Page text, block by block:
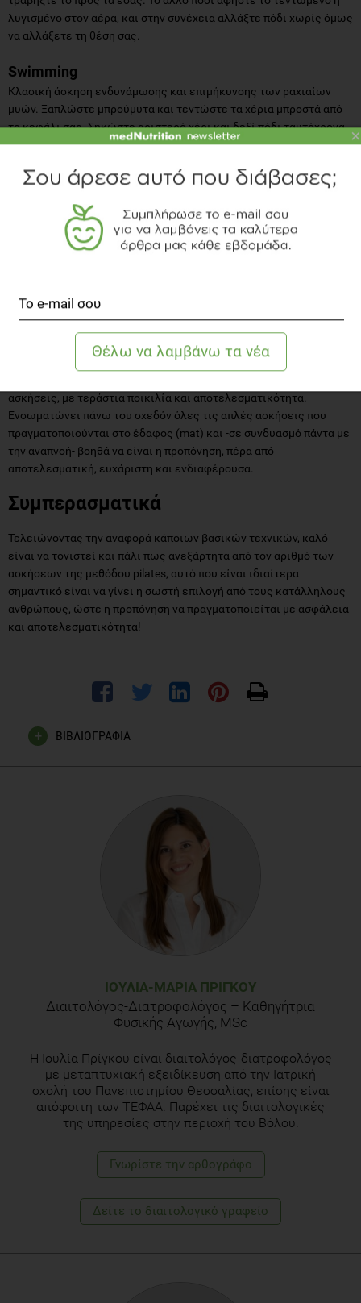
λυγισμένο στον αέρα, και στην συνέχεια αλλάξτε πόδι χωρίς όμως
να αλλάξετε τη θέση σας.
Swimming
Κλασική άσκηση ενδυνάμωσης και επιμήκυνσης των ραχιαίων
μυών. Ξαπλώστε μπρούμυτα και τεντώστε τα χέρια μπροστά από
το κεφάλι σας. Σηκώστε αριστερό χέρι και δεξί πόδι ταυτόχρονα
και τεντώστε όσο μπορείτε προς τα μπροστά και προς τα πίσω
ζορίζετε τον αυχένα και έχοντας το κεφάλι στην ευθεία με τον
Διάταση της γάτας
Διατείνετε τη σπονδυλική σας στήλη, ξεκουράζοντας ταυτόχρονα
είστε μία γάτα που τεντώνεται. Προσοχή να μην αλλάζει θέση η
λεκάνη και το κεφάλι σας.
ασκήσεις, με τεράστια ποικιλία και αποτελεσματικότητα.
Ενσωματώνει πάνω του σχεδόν όλες τις απλές ασκήσεις που
πραγματοποιούνται στο έδαφος (mat) και -σε συνδυασμό πάντα με
την αναπνοή- βοηθά να είναι η προπόνηση, πέρα από
αποτελεσματική, ευχάριστη και ενδιαφέρουσα.
Συμπερασματικά
Τελειώνοντας την αναφορά κάποιων βασικών τεχνικών, καλό
είναι να τονιστεί και πάλι πως ανεξάρτητα από τον αριθμό των
ασκήσεων της μεθόδου pilates, αυτό που είναι ιδιαίτερα
σημαντικό είναι να γίνει η σωστή επιλογή από τους κατάλληλους
ανθρώπους, ώστε η προπόνηση να πραγματοποιείται με ασφάλεια
και αποτελεσματικότητα!
ΒΙΒΛΙΟΓΡΑΦΙΑ
(K. Ταξιλδάρης, Α. Τζιαμουρτας. Ι. Φατούρος
επιμέλεια για την ελληνική έκδοση). Αθήνα: Αθλότυπο
Η εφαρμογή ασκήσεων σταθεροποίησης
της σπονδυλικής στήλης-λεκάνης (εφαρμογή ασκήσεων
), στην ιδιοδεκτικότητα, (έμμεση αξιολόγηση) των
. Δημοκρίτειο Πανεπιστήμιο Θράκης.
https://en.wikipedia.org/wiki/Pilates
Σημειώσεις pilates, grafts 2009
Dennis Kennedy,Sian Williams,Dominique Jansen, Pilates for
ΙΟΥΛΊΑ-ΜΑΡΊΑ ΠΡΊΓΚΟΥ
Διαιτολόγος-Διατροφολόγος – Καθηγήτρια
Φυσικής Αγωγής, MSc
Η Ιουλία Πρίγκου είναι διαιτολόγος-διατροφολόγος
με μεταπτυχιακή εξειδίκευση από την Ιατρική
σχολή του Πανεπιστημίου Θεσσαλίας, επίσης είναι
απόφοιτη των ΤΕΦΑΑ. Παρέχει τις διαιτολογικές
της υπηρεσίες στην περιοχή του Βόλου.
Γνωρίστε την αρθογράφο
Δείτε το διαιτολογικό γραφείο
×